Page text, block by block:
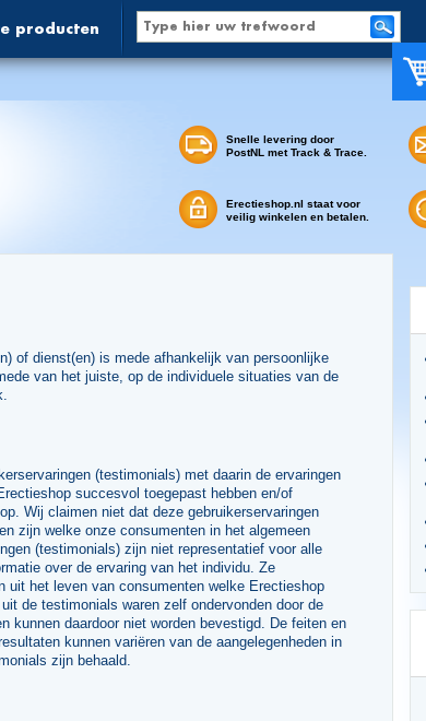
producten
Snelle levering door
PostNL met Track & Trace.
Erectieshop.nl staat voor
veilig winkelen en betalen.
of dienst(en) is mede afhankelijk van persoonlijke
van het juiste, op de individuele situaties van de
(testimonials) met daarin de ervaringen
succesvol toegepast hebben en/of
Wij claimen niet dat deze gebruikerservaringen
zijn welke onze consumenten in het algemeen
(testimonials) zijn niet representatief voor alle
over de ervaring van het individu. Ze
uit het leven van consumenten welke Erectieshop
de testimonials waren zelf ondervonden door de
kunnen daardoor niet worden bevestigd. De feiten en
kunnen variëren van de aangelegenheden in
zijn behaald.